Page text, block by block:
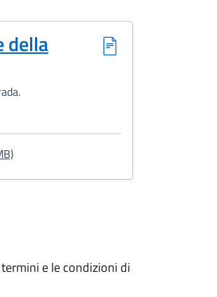
della
: Richiesta rateazione sanzioni
e le condizioni di